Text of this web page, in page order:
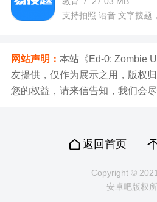
支持拍照.语音.文字搜题
网站声明： 本站《Ed-0: Zombie
友提供，仅作为展示之用，版权
您的权益，请来信告知，我们会尽
返回首页
Copyright ©
安卓吧版权